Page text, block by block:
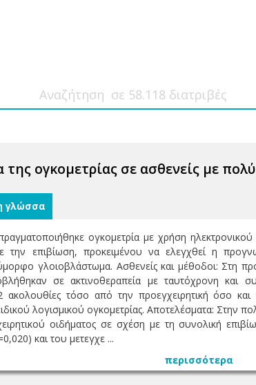
ογκομετρίας σε ασθενείς με
γλώσσα
ογκομετρία με χρήση
την επιβίωση, προκειμένου να ελεγχθεί η
γλοιοβλάστωμα. Ασθενείς και μέθοδοι: Στη
σε ακτινοθεραπεία με ταυτόχρονη και
τόσο από την προεγχειρητική όσο και
λογισμικού ογκομετρίας. Αποτελέσματα: Στην
οιδήματος σε σχέση με τη συνολική
και του μετεγχε ...
περισσότερα